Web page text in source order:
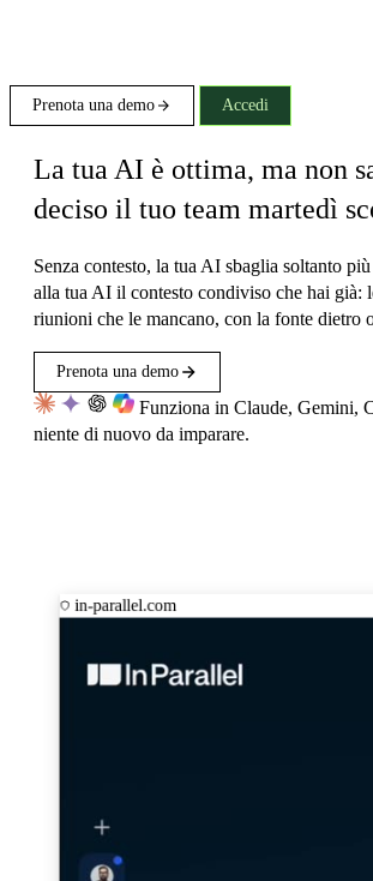
Prenota una demo Accedi
La tua AI è ottima, ma non
deciso il tuo team martedì
Senza contesto, la tua AI sbaglia soltanto
alla tua AI il contesto condiviso che hai già:
riunioni che le mancano, con la fonte dietro
Prenota una demo
Funziona in Claude, Gemini,
niente di nuovo da imparare.
in-parallel.com